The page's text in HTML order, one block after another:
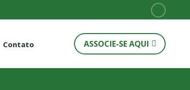
page
opens
Contato ASSOCIE-SE AQUI